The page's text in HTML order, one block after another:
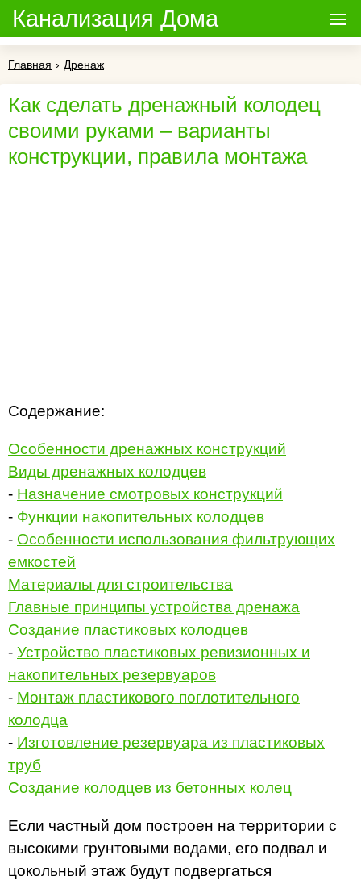
Канализация Дома
Главная › Дренаж
Как сделать дренажный колодец
своими руками – варианты
конструкции, правила монтажа
Содержание:
Особенности дренажных конструкций
Виды дренажных колодцев
- Назначение смотровых конструкций
- Функции накопительных колодцев
- Особенности использования фильтрующих
емкостей
Материалы для строительства
Главные принципы устройства дренажа
Создание пластиковых колодцев
- Устройство пластиковых ревизионных и
накопительных резервуаров
- Монтаж пластикового поглотительного
колодца
- Изготовление резервуара из пластиковых
труб
Создание колодцев из бетонных колец
Если частный дом построен на территории с
высокими грунтовыми водами, его подвал и
цокольный этаж будут подвергаться